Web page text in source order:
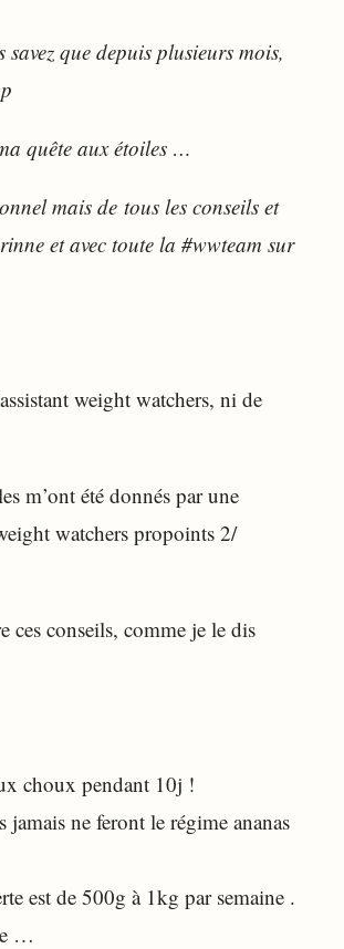
que depuis plusieurs mois,
quête aux étoiles …
mais de tous les conseils et
et avec toute la #wwteam sur
weight watchers, ni de
m’ont été donnés par une
watchers propoints 2/
ces conseils, comme je le dis
choux pendant 10j !
ne feront le régime ananas
est de 500g à 1kg par semaine .
…